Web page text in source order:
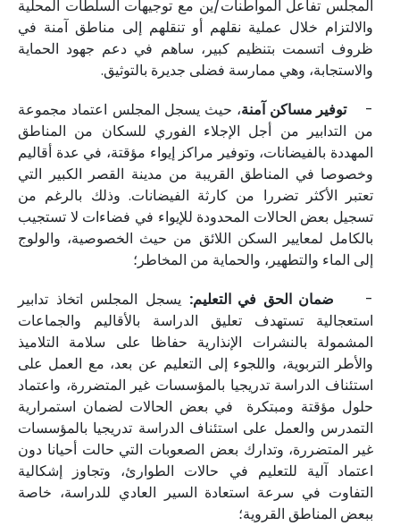
المجلس تفاعل المواطنات/ين مع توجيهات السلطات المحلية
والالتزام خلال عملية نقلهم أو تنقلهم إلى مناطق آمنة في
ظروف اتسمت بتنظيم كبير، ساهم في دعم جهود الحماية
والاستجابة، وهي ممارسة فضلى جديرة بالتوثيق.
-توفير مساكن آمنة، حيث يسجل المجلس اعتماد مجموعة
من التدابير من أجل الإجلاء الفوري للسكان من المناطق
المهددة بالفيضانات، وتوفير مراكز إيواء مؤقتة، في عدة أقاليم
وخصوصا في المناطق القريبة من مدينة القصر الكبير التي
تعتبر الأكثر تضررا من كارثة الفيضانات. وذلك بالرغم من
تسجيل بعض الحالات المحدودة للإيواء في فضاءات لا تستجيب
بالكامل لمعايير السكن اللائق من حيث الخصوصية، والولوج
إلى الماء والتطهير، والحماية من المخاطر؛
- ضمان الحق في التعليم: يسجل المجلس اتخاذ تدابير
استعجالية تستهدف تعليق الدراسة بالأقاليم والجماعات
المشمولة بالنشرات الإنذارية حفاظا على سلامة التلاميذ
والأطر التربوية، واللجوء إلى التعليم عن بعد، مع العمل على
استئناف الدراسة تدريجيا بالمؤسسات غير المتضررة، واعتماد
حلول مؤقتة ومبتكرة في بعض الحالات لضمان استمرارية
التمدرس والعمل على استئناف الدراسة تدريجيا بالمؤسسات
غير المتضررة، وتدارك بعض الصعوبات التي حالت أحيانا دون
اعتماد آلية للتعليم في حالات الطوارئ، وتجاوز إشكالية
التفاوت في سرعة استعادة السير العادي للدراسة، خاصة
ببعض المناطق القروية؛